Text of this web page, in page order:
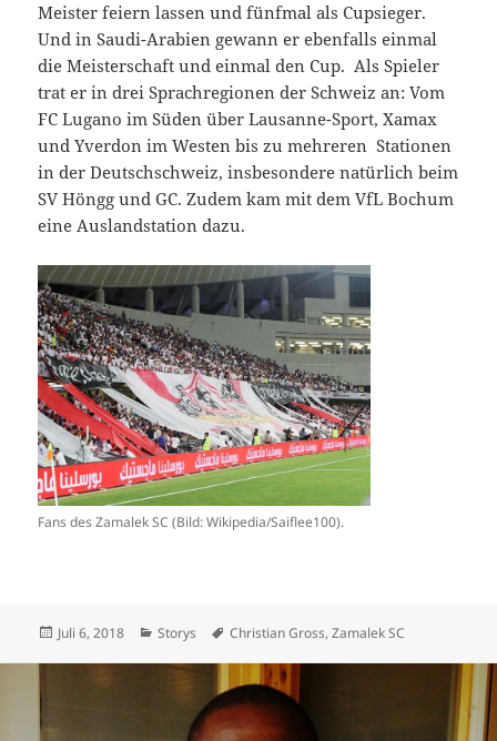
Meister feiern lassen und fünfmal als Cupsieger.
Und in Saudi-Arabien gewann er ebenfalls einmal
die Meisterschaft und einmal den Cup. Als Spieler
trat er in drei Sprachregionen der Schweiz an: Vom
FC Lugano im Süden über Lausanne-Sport, Xamax
und Yverdon im Westen bis zu mehreren Stationen
in der Deutschschweiz, insbesondere natürlich beim
SV Höngg und GC. Zudem kam mit dem VfL Bochum
eine Auslandstation dazu.
Fans des Zamalek SC (Bild: Wikipedia/Saiflee100).
Veröffentlicht
Juli 6, 2018 Kategorien
Storys Schlagwörter
Christian Gross,Zamalek SC